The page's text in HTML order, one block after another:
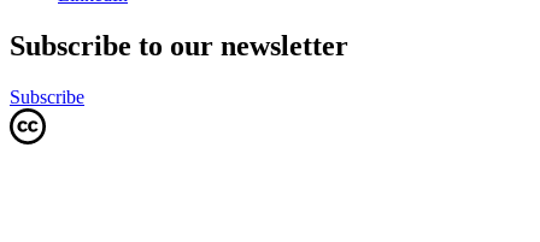
Subscribe to our newsletter
Subscribe